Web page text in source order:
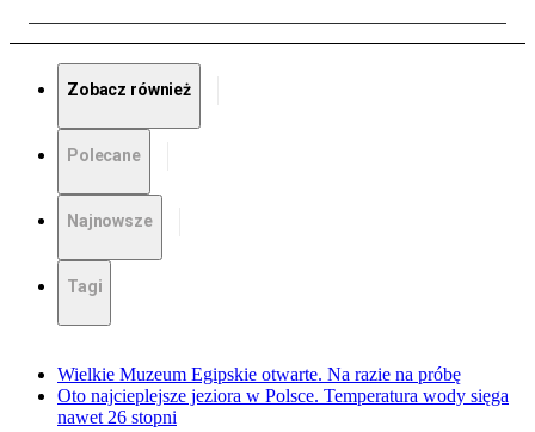
Zobacz również
Polecane
Najnowsze
Tagi
Wielkie Muzeum Egipskie otwarte. Na razie na próbę
Oto najcieplejsze jeziora w Polsce. Temperatura wody sięga
nawet 26 stopni